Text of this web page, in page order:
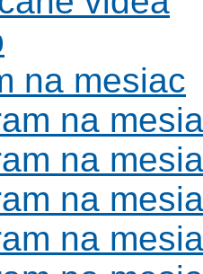
na mesiac
na
na
na
na